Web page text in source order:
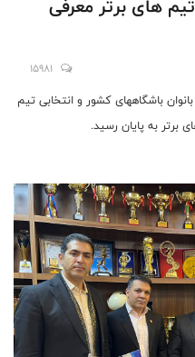
15981
باشگاههای کشور و انتخابی تیم
برتر به پایان رسید.